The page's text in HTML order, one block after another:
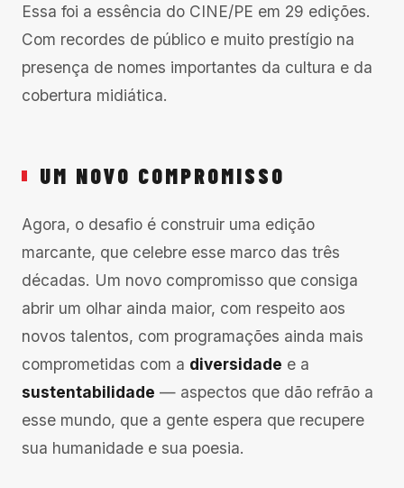
Essa foi a essência do CINE/PE em 29 edições.
Com recordes de público e muito prestígio na
presença de nomes importantes da cultura e da
cobertura midiática.
UM NOVO COMPROMISSO
Agora, o desafio é construir uma edição
marcante, que celebre esse marco das três
décadas. Um novo compromisso que consiga
abrir um olhar ainda maior, com respeito aos
novos talentos, com programações ainda mais
comprometidas com a diversidade e a
sustentabilidade — aspectos que dão refrão a
esse mundo, que a gente espera que recupere
sua humanidade e sua poesia.